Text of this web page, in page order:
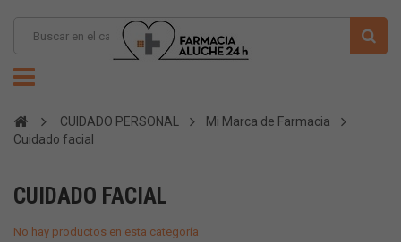
CUIDADO PERSONAL
Mi Marca de Farmacia
Cuidado facial
CUIDADO FACIAL
No hay productos en esta categoría